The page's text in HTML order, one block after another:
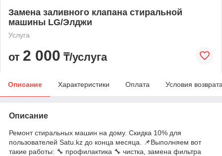
Замена заливного клапана стиральной
машины LG/Элджи
Услуга
от 2 000 ₸/услуга
Описание Характеристики Оплата Условия
Описание
Ремонт стиральных машин на дому. Скидка 10% для
пользователей Satu.kz до конца месяца. 📌Выполняем вот
такие работы: 🔧 профилактика 🔧 чистка, замена фильтра